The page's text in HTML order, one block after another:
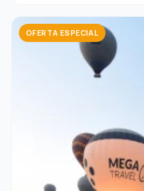
OFERTA ESPECIAL